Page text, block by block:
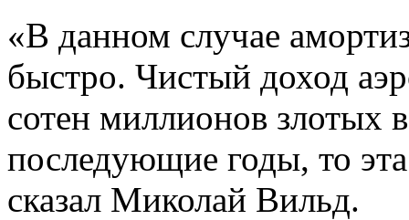
«В данном случае
быстро. Чистый доход
сотен миллионов злотых
последующие годы, то
сказал Миколай Вильд.